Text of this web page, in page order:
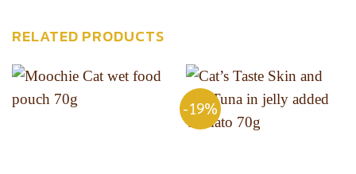
RELATED PRODUCTS
-19%